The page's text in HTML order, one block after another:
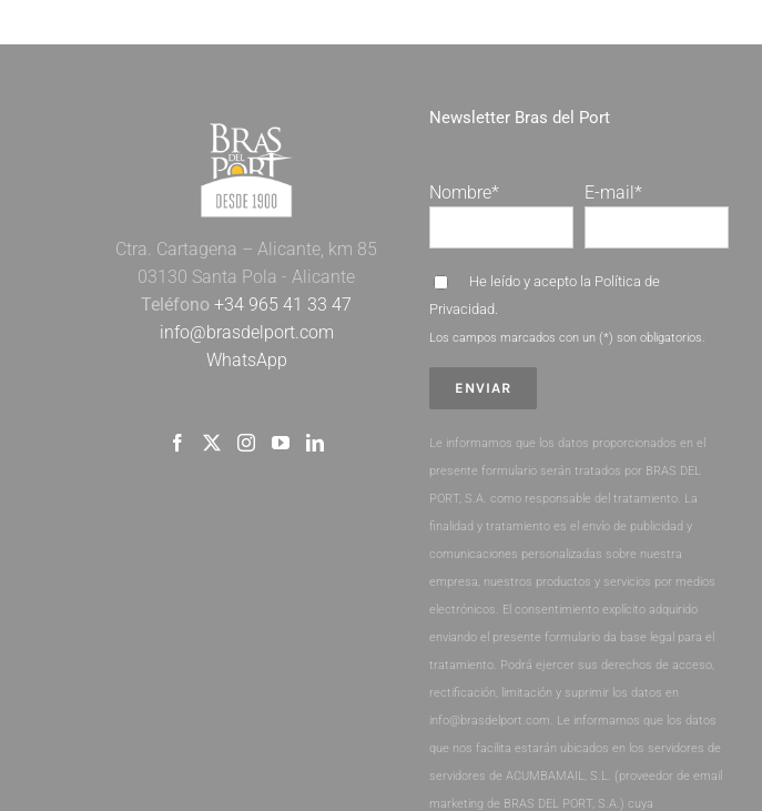
Ctra. Cartagena – Alicante, km 85
03130 Santa Pola - Alicante
Teléfono +34 965 41 33 47
info@brasdelport.com
WhatsApp
Newsletter Bras del Port
Nombre* E-mail*
He leído y acepto la Política de
Privacidad.
Los campos marcados con un (*) son obligatorios.
Le informamos que los datos proporcionados en el
presente formulario serán tratados por BRAS DEL
PORT, S.A. como responsable del tratamiento. La
finalidad y tratamiento es el envío de publicidad y
comunicaciones personalizadas sobre nuestra
empresa, nuestros productos y servicios por medios
electrónicos. El consentimiento explícito adquirido
enviando el presente formulario da base legal para el
tratamiento. Podrá ejercer sus derechos de acceso,
rectificación, limitación y suprimir los datos en
info@brasdelport.com. Le informamos que los datos
que nos facilita estarán ubicados en los servidores de
servidores de ACUMBAMAIL, S.L. (proveedor de email
marketing de BRAS DEL PORT, S.A.) cuya